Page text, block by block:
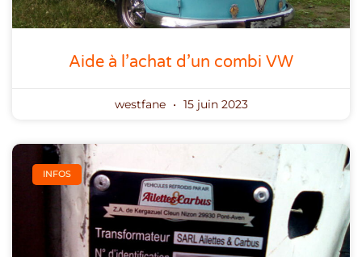
Aide à l’achat d’un combi VW
westfane 15 juin 2023
INFOS